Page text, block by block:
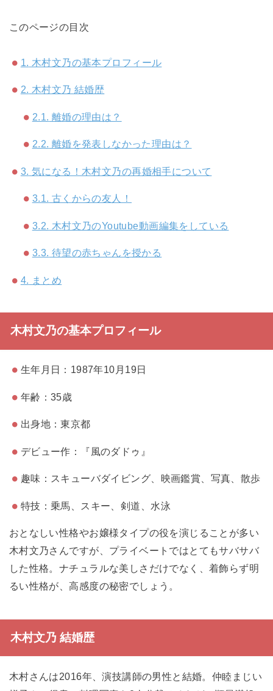
このページの目次
1. 木村文乃の基本プロフィール
2. 木村文乃 結婚歴
2.1. 離婚の理由は？
2.2. 離婚を発表しなかった理由は？
3. 気になる！木村文乃の再婚相手について
3.1. 古くからの友人！
3.2. 木村文乃のYoutube動画編集をしている
3.3. 待望の赤ちゃんを授かる
4. まとめ
木村文乃の基本プロフィール
生年月日：1987年10月19日
年齢：35歳
出身地：東京都
デビュー作：『風のダドゥ』
趣味：スキューバダイビング、映画鑑賞、写真、散歩
特技：乗馬、スキー、剣道、水泳
おとなしい性格やお嬢様タイプの役を演じることが多い
木村文乃さんですが、プライベートではとてもサバサバ
した性格。ナチュラルな美しさだけでなく、着飾らず明
るい性格が、高感度の秘密でしょう。
木村文乃 結婚歴
木村さんは2016年、演技講師の男性と結婚。仲睦まじい